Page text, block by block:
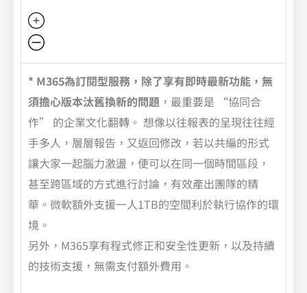
* M365為訂閱型服務，除了享有即時最新功能，無
須擔心版本汰舊換新的問題 ，最重要是 “協同合
作” 的企業文化翻轉。 想像以往報表的呈現往往經
手多人，層層報告，又返回修改，若以共編的形式
讓大家一起腦力激盪，便可以在同一個時間區段，
甚至跨區域的方式進行討論，有效產出團隊的精
華。微軟額外支援一人1TB的空間利於執行協作的環
境。
另外，M365享有程式修正和安全性更新，以及持續
的技術支援，無需支付額外費用。